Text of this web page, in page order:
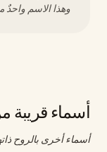
وهذا الاسم واحدٌ
أسماء قريبة
أسماء أخرى بالروح